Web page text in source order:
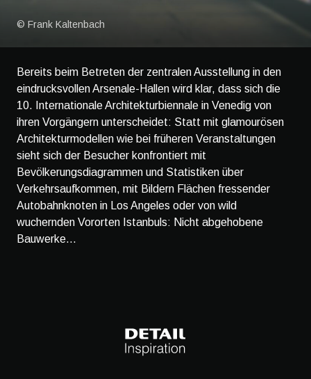
© Frank Kaltenbach
Bereits beim Betreten der zentralen Ausstellung in den
eindrucksvollen Arsenale-Hallen wird klar, dass sich die
10. Internationale Architekturbiennale in Venedig von
ihren Vorgängern unterscheidet: Statt mit glamourösen
Architekturmodellen wie bei früheren Veranstaltungen
sieht sich der Besucher konfrontiert mit
Bevölkerungsdiagrammen und Statistiken über
Verkehrsaufkommen, mit Bildern Flächen fressender
Autobahnknoten in Los Angeles oder von wild
wuchernden Vororten Istanbuls: Nicht abgehobene
Bauwerke...